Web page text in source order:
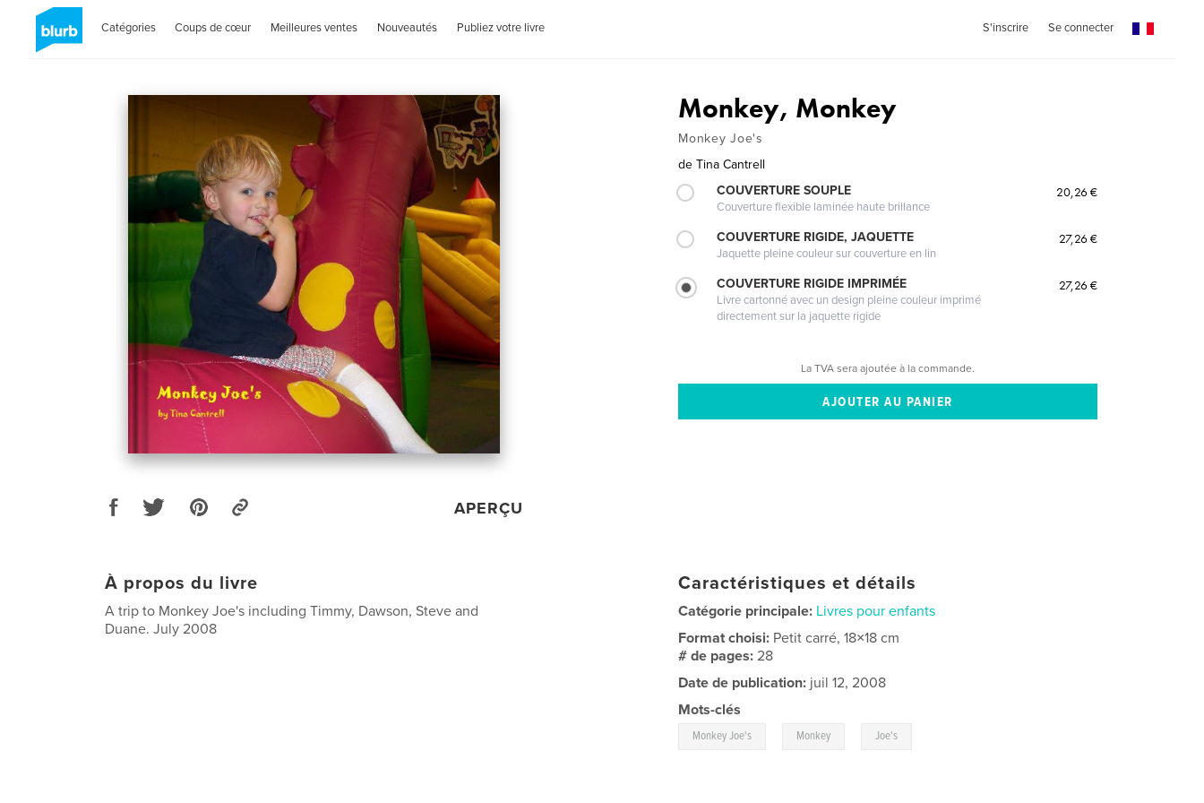
Catégories Coups de cœur Meilleures ventes Nouveautés Publiez votre livre S'inscrire Se connecter
APERÇU
Monkey, Monkey
Monkey Joe's
de Tina Cantrell
COUVERTURE SOUPLE
Couverture flexible laminée haute brillance
20,26 €
COUVERTURE RIGIDE, JAQUETTE
Jaquette pleine couleur sur couverture en lin
27,26 €
COUVERTURE RIGIDE IMPRIMÉE
Livre cartonné avec un design pleine couleur imprimé
directement sur la jaquette rigide
27,26 €
La TVA sera ajoutée à la commande.
À propos du livre
A trip to Monkey Joe's including Timmy, Dawson, Steve and
Duane. July 2008
Caractéristiques et détails
Catégorie principale: Livres pour enfants
Format choisi: Petit carré, 18×18 cm
# de pages:28
Date de publication: juil 12, 2008
Mots-clés
Monkey Joe's Monkey Joe's